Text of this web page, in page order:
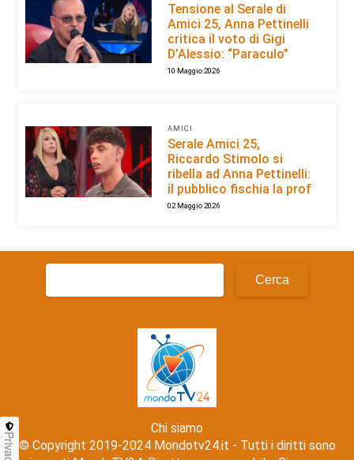
Tensione al Serale di
Amici 25, Anna Pettinelli
critica il voto di Gigi
D’Alessio: “Paraculo”
10 Maggio 2026
AMICI
Serale Amici 25,
Riccardo Stimolo si
ribella ad Anna Pettinelli:
il pubblico fischia la prof
02 Maggio 2026
Ricerca
Chi siamo
© Copyright 2019-2024 Mondotv24.it - Tutti i diritti sono
Privacy